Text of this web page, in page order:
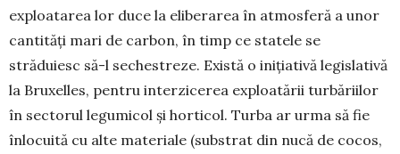
exploatarea lor duce la eliberarea în atmo­sfe­ră a unor
can­­tități mari de car­bon, în timp ce statele se
străduiesc să-l seches­treze. Exis­tă o iniția­tivă legisla­ti­vă
la Bruxelles, pentru interzicerea exploa­tării turbă­riilor
în sectorul legumicol și horticol. Turba ar urma să fie
înlocuită cu alte materiale (sub­­strat din nucă de cocos,